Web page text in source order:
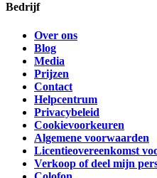
Bedrijf
Over ons
Blog
Media
Prijzen
Contact
Helpcentrum
Privacybeleid
Cookievoorkeuren
Algemene voorwaarden
Licentieovereenkomst
Verkoop of deel mijn